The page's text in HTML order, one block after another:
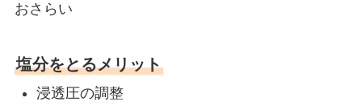
おさらい
塩分をとるメリット
浸透圧の調整